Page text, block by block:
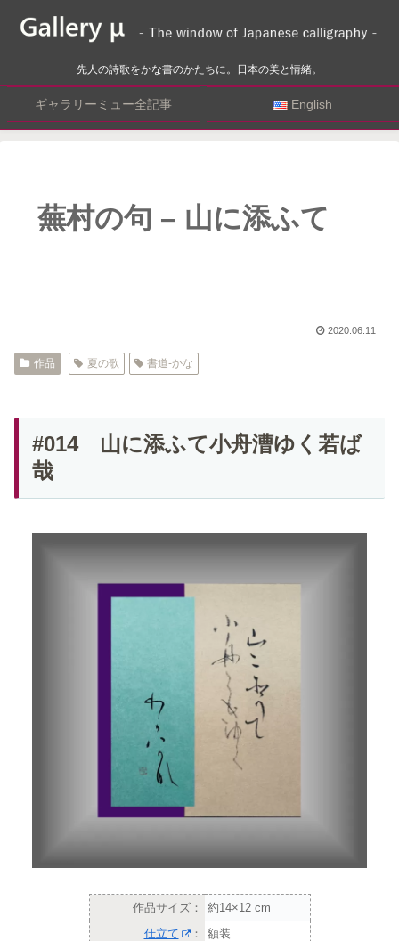
先人の詩歌をかな書のかたちに。日本の美と情緒。
ギャラリーミュー全記事 English
蕪村の句 – 山に添ふて
2020.06.11
作品 夏の歌 書道-かな
#014 山に添ふて小舟漕ゆく若ば
哉
作品サイズ：
約14×12 cm
仕立て
： 額装